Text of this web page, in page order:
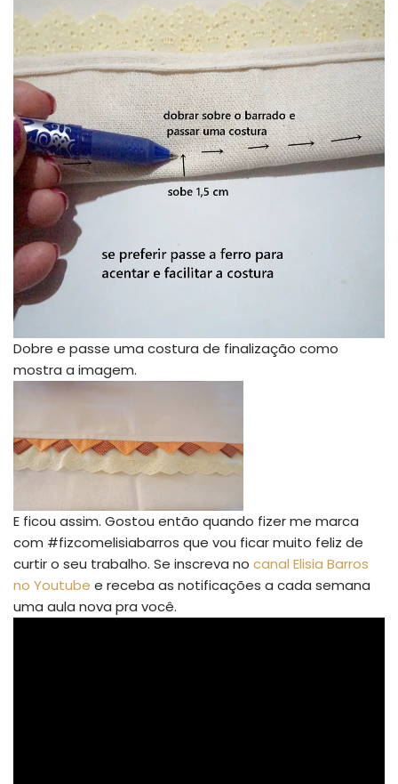
Dobre e passe uma costura de finalização como
mostra a imagem.
E ficou assim. Gostou então quando fizer me marca
com #fizcomelisiabarros que vou ficar muito feliz de
curtir o seu trabalho. Se inscreva no canal Elisia Barros
no Youtube e receba as notificações a cada semana
uma aula nova pra você.